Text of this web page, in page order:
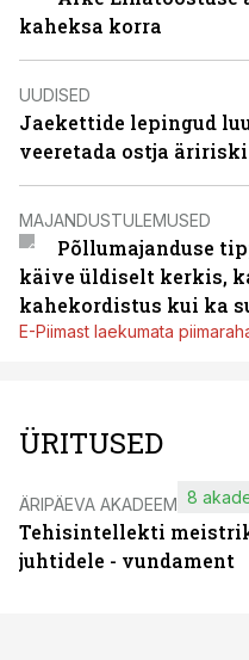
kaheksa korra
UUDISED
Jaekettide lepingud
veeretada ostja äririski
MAJANDUSTULEMUSED
Põllumajanduse
käive üldiselt kerkis,
kahekordistus kui ka
E-Piimast laekumata
ÜRITUSED
ÄRIPÄEVA AKADEEMIA
Tehisintellekti
juhtidele - vundament
8